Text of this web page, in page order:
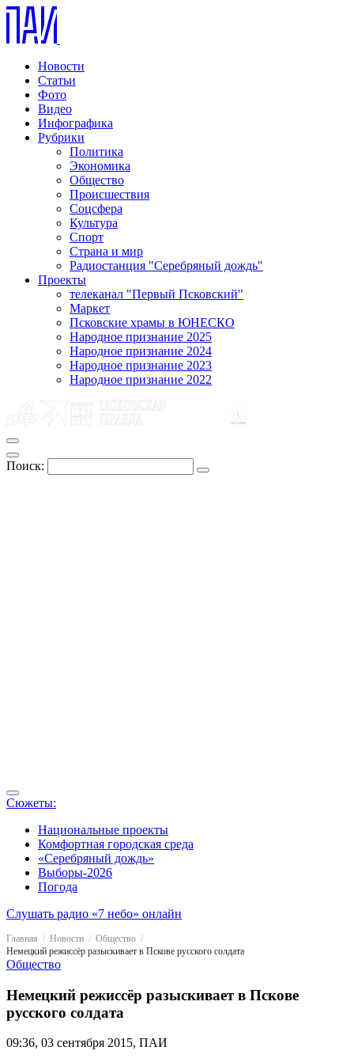
Новости
Статьи
Фото
Видео
Инфографика
Рубрики
Политика
Экономика
Общество
Происшествия
Соцсфера
Культура
Спорт
Страна и мир
Радиостанция "Серебряный дождь"
Проекты
телеканал "Первый Псковский"
Маркет
Псковские храмы в ЮНЕСКО
Народное признание 2025
Народное признание 2024
Народное признание 2023
Народное признание 2022
Поиск:
Сюжеты:
Национальные проекты
Комфортная городская среда
«Серебряный дождь»
Выборы-2026
Погода
Слушать радио «7 небо» онлайн
Главная Новости
Общество
Немецкий режиссёр разыскивает в Пскове русского солдата
Общество
Немецкий режиссёр разыскивает в Пскове
русского солдата
09:36, 03 сентября 2015, ПАИ